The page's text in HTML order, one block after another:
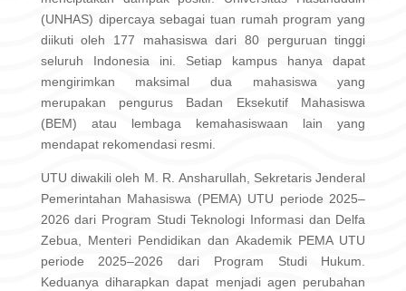
(UNHAS) dipercaya sebagai tuan rumah program yang
diikuti oleh 177 mahasiswa dari 80 perguruan tinggi
seluruh Indonesia ini. Setiap kampus hanya dapat
mengirimkan maksimal dua mahasiswa yang
merupakan pengurus Badan Eksekutif Mahasiswa
(BEM) atau lembaga kemahasiswaan lain yang
mendapat rekomendasi resmi.
UTU diwakili oleh M. R. Ansharullah, Sekretaris Jenderal
Pemerintahan Mahasiswa (PEMA) UTU periode 2025–
2026 dari Program Studi Teknologi Informasi dan Delfa
Zebua, Menteri Pendidikan dan Akademik PEMA UTU
periode 2025–2026 dari Program Studi Hukum.
Keduanya diharapkan dapat menjadi agen perubahan